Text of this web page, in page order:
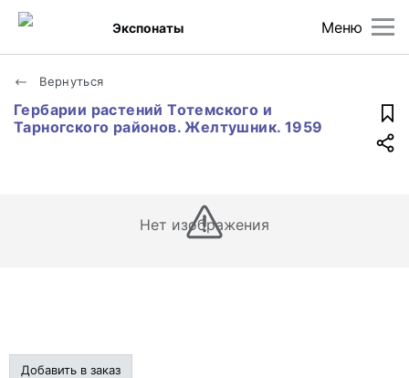
Меню
Экспонаты
Вернуться
Гербарии растений Тотемского и
Тарногского районов. Желтушник. 1959
Нет изображения
Добавить в заказ